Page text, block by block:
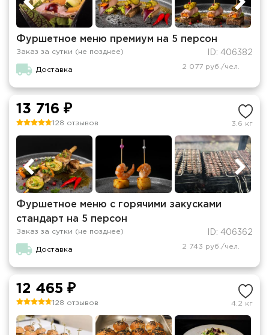
Фуршетное меню премиум на 5 персон
Заказ за сутки (не позднее) ID: 406382
Доставка 2 077 руб./чел.
13 716 ₽
128 отзывов 3.6 кг
Фуршетное меню с горячими закусками
стандарт на 5 персон
Заказ за сутки (не позднее) ID: 406362
Доставка 2 743 руб./чел.
12 465 ₽
128 отзывов 4.2 кг